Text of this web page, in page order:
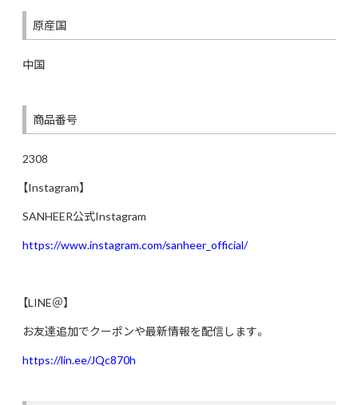
原産国
中国
商品番号
2308
【Instagram】
SANHEER公式Instagram
https://www.instagram.com/sanheer_official/
【LINE＠】
お友達追加でクーポンや最新情報を配信します。
https://lin.ee/JQc870h